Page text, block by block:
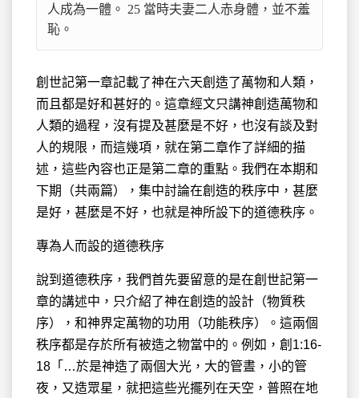
人成為一體。 25 當時夫妻二人赤身體，並不羞
恥。
創世記第一章記載了神在六天創造了萬物和人類，
而且都是好和甚好的。這章經文只講神創造萬物和
人類的過程，沒有提及甚麼是不好，也沒有談及對
人的規限，而這幾項，就在第二章作了詳細的描
述，這些內容也正是第二章的重點。我們在本期和
下期（共兩篇），集中討論在創造的秩序中，甚麼
是好，甚麼是不好，也就是神所設下的道德秩序。
專為人而設的道德秩序
說到道德秩序，我們首先要留意的是在創世記第一
章的講述中，只介紹了神在創造的設計（物質秩
序），和神界定萬物的功用（功能秩序）。這兩個
秩序都是存於所有被造之物當中的。例如，創1:16-
18「…於是神造了兩個大光，大的管晝，小的管
夜，又造眾星，就把這些光擺列在天空，普照在地